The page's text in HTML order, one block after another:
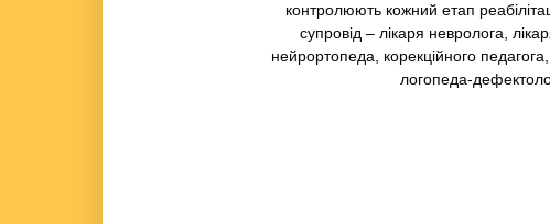
контролюють кожний етап
супровід – лікаря невролога,
нейрортопеда, корекційного
логопеда-